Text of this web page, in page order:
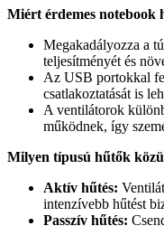
Miért érdemes notebook
Megakadályozza a
teljesítményét és
Az USB portokkal
csatlakoztatását is
A ventilátorok
működnek, így
Milyen típusú hűtők
Aktív hűtés:
intenzívebb hűtést
Passzív hűtés: